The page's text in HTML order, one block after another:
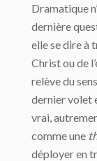
Dramatique
dernière
elle se dire à
Christ ou de
relève du
dernier volet
vrai,
comme une
déployer en